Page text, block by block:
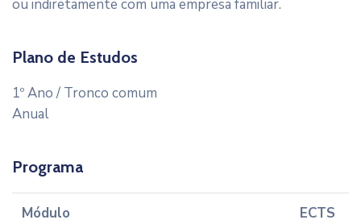
ou indiretamente com uma empresa familiar.
Plano de Estudos
1º Ano / Tronco comum
Anual
Programa
Módulo ECTS